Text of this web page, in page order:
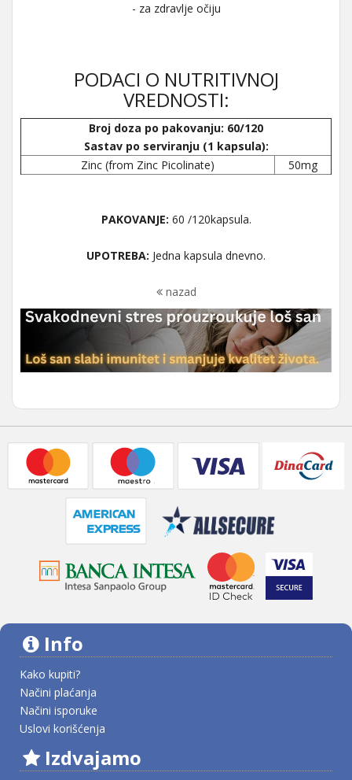
- za zdravlje očiju
PODACI O NUTRITIVNOJ
VREDNOSTI:
Broj doza po pakovanju: 60/120
Sastav po serviranju (1 kapsula):
Zinc (from Zinc Picolinate)
50mg
PAKOVANJE: 60 /120kapsula.
UPOTREBA: Jedna kapsula dnevno.
nazad
Info
Kako kupiti?
Načini plaćanja
Načini isporuke
Uslovi korišćenja
Izdvajamo